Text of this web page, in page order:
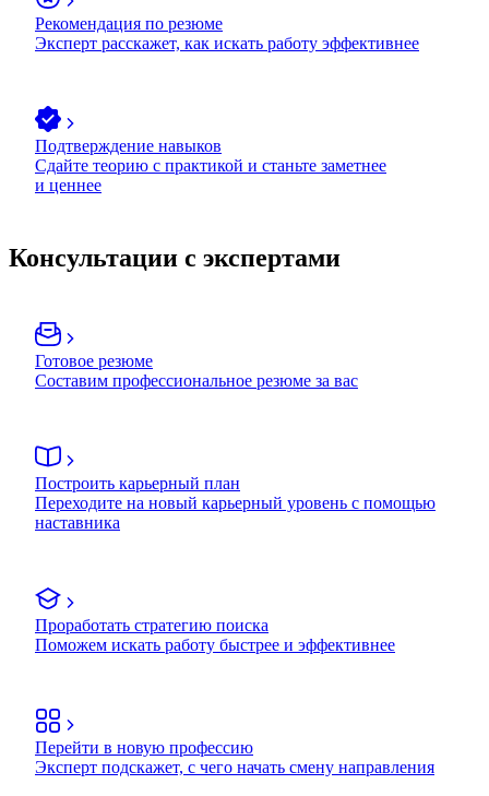
Рекомендация по резюме
Эксперт расскажет, как искать работу эффективнее
Подтверждение навыков
Сдайте теорию с практикой и станьте заметнее
и ценнее
Консультации с экспертами
Готовое резюме
Составим профессиональное резюме за вас
Построить карьерный план
Переходите на новый карьерный уровень с помощью
наставника
Проработать стратегию поиска
Поможем искать работу быстрее и эффективнее
Перейти в новую профессию
Эксперт подскажет, с чего начать смену направления